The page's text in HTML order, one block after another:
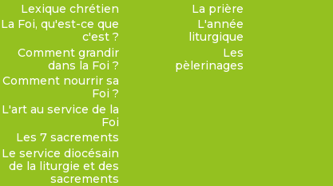
Lexique chrétien
La Foi, qu'est-ce que
c'est ?
Comment grandir
dans la Foi ?
Comment nourrir sa
Foi ?
L'art au service de la
Foi
Les 7 sacrements
Le service diocésain
de la liturgie et des
sacrements
La prière
L'année
liturgique
Les
pèlerinages